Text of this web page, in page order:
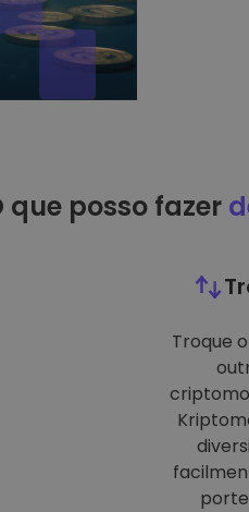
que posso fazer
Troque